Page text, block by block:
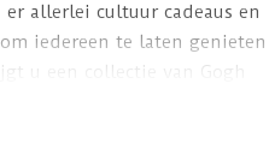
allerlei cultuur cadeaus en
iedereen te laten genieten
u een collectie van Gogh